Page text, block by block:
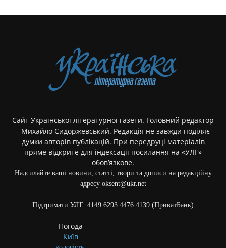
Сайт Української літературної газети. Головний редактор
- Михайло Сидоржевський. Редакція не завжди поділяє
думки авторів публікацій. При передруці матеріалів
пряме відкрите для індексації посилання на «УЛГ»
обов’язкове.
Надсилайте ваші новини, статті, твори та дописи на редакційну
адресу oksent@ukr.net
Підтримати УЛГ: 4149 6293 4476 4139 (ПриватБанк)
Погода
Київ